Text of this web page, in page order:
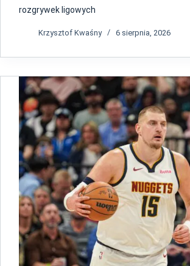
rozgrywek ligowych
Krzysztof Kwaśny 6 sierpnia, 2026